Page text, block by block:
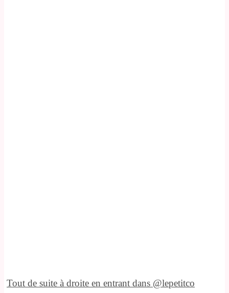
Tout de suite à droite en entrant dans @lepetitco